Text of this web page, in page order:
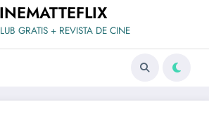
GRATIS + REVISTA DE CINE